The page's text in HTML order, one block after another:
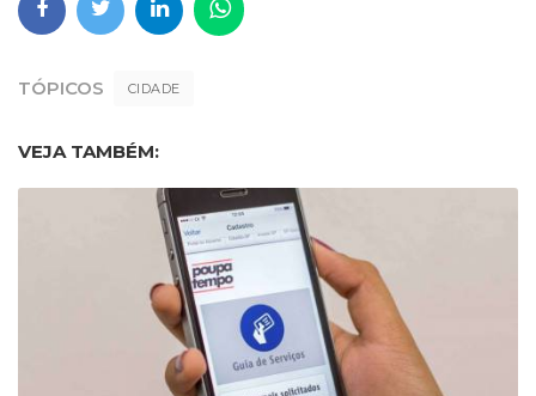
TÓPICOS CIDADE
VEJA TAMBÉM: